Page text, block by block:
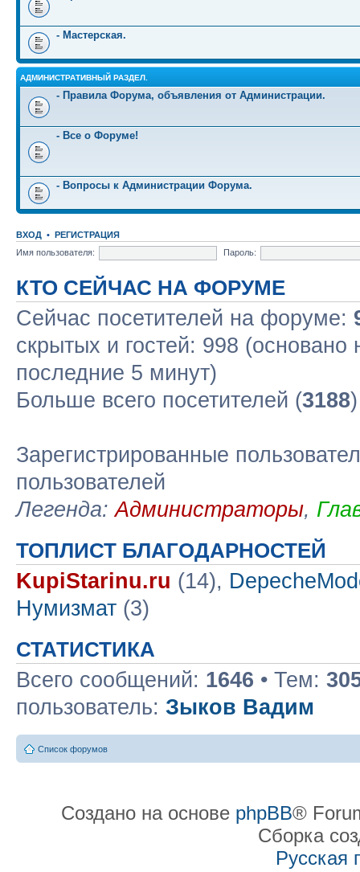
- Мастерская.
АДМИНИСТРАТИВНЫЙ РАЗДЕЛ.
- Правила Форума, объявления от Администрации.
- Все о Форуме!
- Вопросы к Администрации Форума.
ВХОД • РЕГИСТРАЦИЯ
Имя пользователя:
Пароль:
КТО СЕЙЧАС НА ФОРУМЕ
Сейчас посетителей на форуме:
скрытых и гостей: 998 (основано
последние 5 минут)
Больше всего посетителей (3188
Зарегистрированные
пользователей
Легенда:Администраторы,
ТОПЛИСТ БЛАГОДАРНОСТЕЙ
KupiStarinu.ru (14),
Нумизмат (3)
СТАТИСТИКА
Всего сообщений: 1646 • Тем:
пользователь: Зыков Вадим
Список форумов
Создано на основе phpBB®
Сборка
Русская